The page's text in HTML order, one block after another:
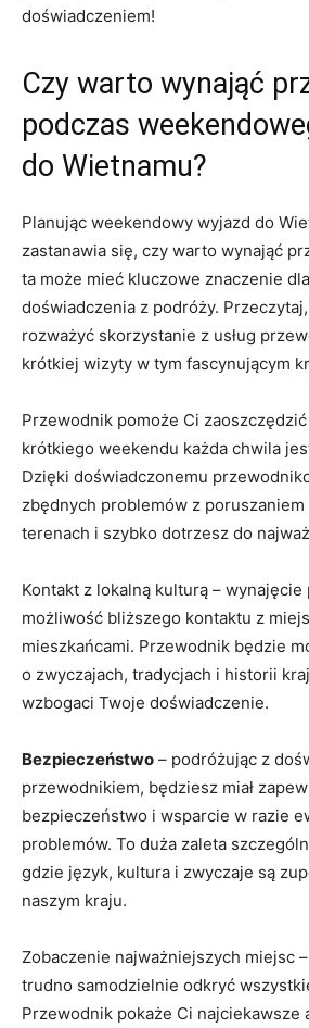
doświadczeniem!
Czy ‍warto wynająć
podczas‍
do‍ Wietnamu?
Planując weekendowy⁢ wyjazd do
zastanawia się, czy warto wynająć
ta może mieć kluczowe znaczenie
doświadczenia⁢ z ⁢podróży.
rozważyć‌ skorzystanie z usług
krótkiej wizyty w⁤ tym‌ fascynującym
Przewodnik pomoże ‍Ci
krótkiego weekendu każda​ chwila
Dzięki⁤ doświadczonemu
zbędnych ⁤problemów z
terenach i szybko​ dotrzesz do
Kontakt​ z lokalną kulturą –
możliwość​ bliższego ⁢kontaktu z‍
‍mieszkańcami. Przewodnik‌ będzie
o zwyczajach, ⁣tradycjach i historii
wzbogaci Twoje doświadczenie.
Bezpieczeństwo – podróżując z
przewodnikiem, będziesz miał
bezpieczeństwo i wsparcie w razie
⁢problemów. To duża‍ zaleta
gdzie język,⁢ kultura i zwyczaje ‍są
naszym ‍kraju.
Zobaczenie najważniejszych miejsc
trudno⁤ samodzielnie odkryć
Przewodnik pokaże Ci najciekawsze